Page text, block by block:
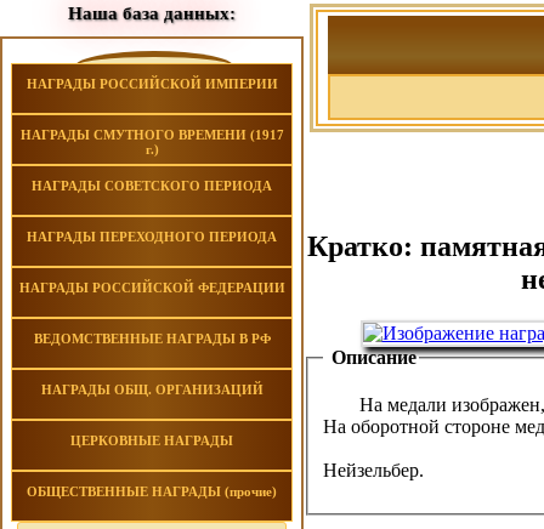
Наша база данных:
НАГРАДЫ РОССИЙСКОЙ ИМПЕРИИ
НАГРАДЫ СМУТНОГО ВРЕМЕНИ (1917
г.)
НАГРАДЫ СОВЕТСКОГО ПЕРИОДА
НАГРАДЫ ПЕРЕХОДНОГО ПЕРИОДА
НАГРАДЫ РОССИЙСКОЙ ФЕДЕРАЦИИ
ВЕДОМСТВЕННЫЕ НАГРАДЫ В РФ
НАГРАДЫ ОБЩ. ОРГАНИЗАЦИЙ
ЦЕРКОВНЫЕ НАГРАДЫ
ОБЩЕСТВЕННЫЕ НАГРАДЫ (прочие)
Кратко:
Описание
На медали
На оборотной стороне
Нейзельбер.